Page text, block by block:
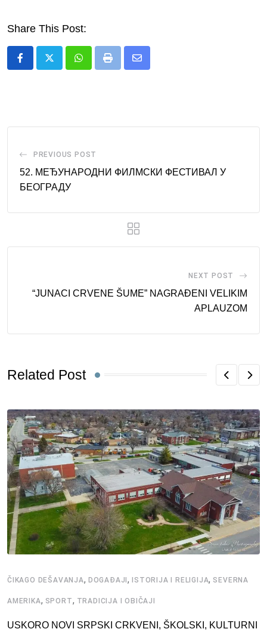
Share This Post:
Whatsapp
Print
Share
PREVIOUS POST
52. МЕЂУНАРОДНИ ФИЛМСКИ ФЕСТИВАЛ У
БЕОГРАДУ
NEXT POST
“JUNACI CRVENE ŠUME” NAGRAĐENI VELIKIM
APLAUZOM
Related Post
ČIKAGO DEŠAVANJA, DOGAĐAJI,ISTORIJA I RELIGIJA, SEVERNA
AMERIKA, SPORT, TRADICIJA I OBIČAJI
USKORO NOVI SRPSKI CRKVENI, ŠKOLSKI, KULTURNI